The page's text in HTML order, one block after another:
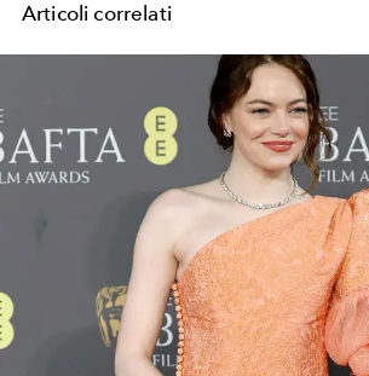
Articoli correlati